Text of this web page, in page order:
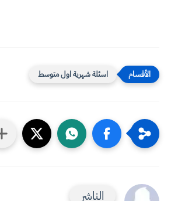
اسئلة شهرية اول متوسط
الناشر